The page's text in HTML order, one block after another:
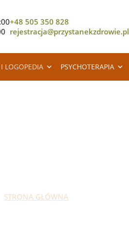
+48 505 350 828
rejestracja@przystanekzdrowie.pl
LOGOPEDIA PSYCHOTERAPIA
STRONA GŁÓWNA